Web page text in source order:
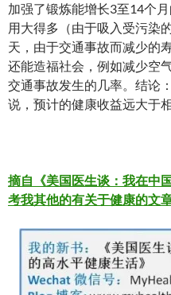
加强了锻炼能增长3至14个
用大得多（由于吸入受污染
天，由于交通事故而减少的
还能造福社会，例如减少空
交通事故发生的几率。结论
说，预计的健康收益远大于
摘自《美国医生谈：我在中
考我其他的有关于健康的文